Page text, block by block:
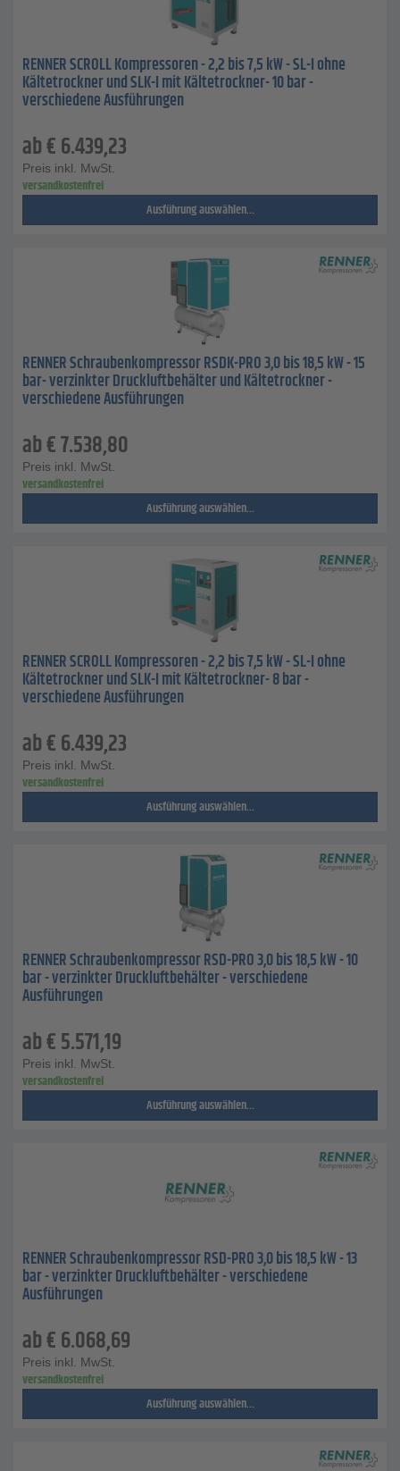
RENNER SCROLL Kompressoren - 2,2 bis 7,5 kW - SL-I ohne
Kältetrockner und SLK-I mit Kältetrockner- 10 bar -
verschiedene Ausführungen
ab€6.439,23
Preis inkl. MwSt.
versandkostenfrei
Ausführung auswählen...
RENNER Schraubenkompressor RSDK-PRO 3,0 bis 18,5 kW - 15
bar- verzinkter Druckluftbehälter und Kältetrockner -
verschiedene Ausführungen
ab€7.538,80
Preis inkl. MwSt.
versandkostenfrei
Ausführung auswählen...
RENNER SCROLL Kompressoren - 2,2 bis 7,5 kW - SL-I ohne
Kältetrockner und SLK-I mit Kältetrockner- 8 bar -
verschiedene Ausführungen
ab€6.439,23
Preis inkl. MwSt.
versandkostenfrei
Ausführung auswählen...
RENNER Schraubenkompressor RSD-PRO 3,0 bis 18,5 kW - 10
bar - verzinkter Druckluftbehälter - verschiedene
Ausführungen
ab€5.571,19
Preis inkl. MwSt.
versandkostenfrei
Ausführung auswählen...
RENNER Schraubenkompressor RSD-PRO 3,0 bis 18,5 kW - 13
bar - verzinkter Druckluftbehälter - verschiedene
Ausführungen
ab€6.068,69
Preis inkl. MwSt.
versandkostenfrei
Ausführung auswählen...